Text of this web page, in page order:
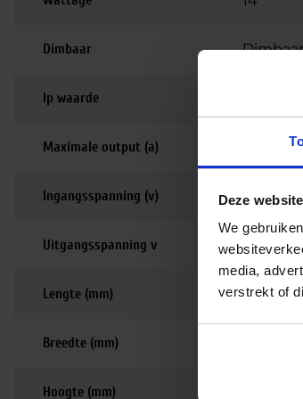
Deze
We
media,
verstrekt of
Dimbaar Dimbaar
Ip waarde
Maximale output (a) 100-500
Ingangsspanning (v) 220-240
Uitgangsspanning v 12-38
Lengte (mm) 105
Breedte (mm)
Hoogte (mm)